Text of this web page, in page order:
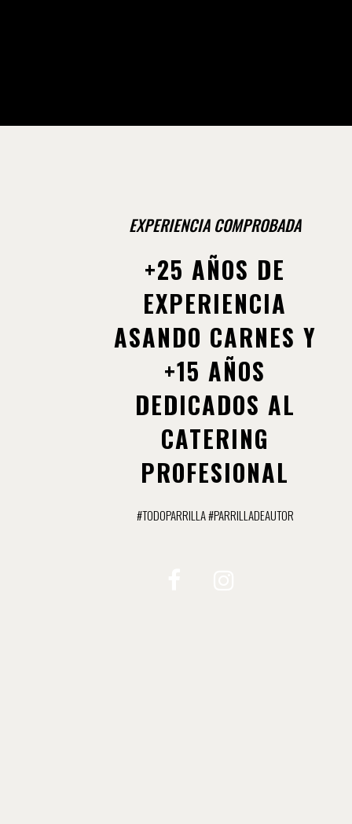
EXPERIENCIA COMPROBADA
+25 AÑOS DE
EXPERIENCIA
ASANDO CARNES Y
+15 AÑOS
DEDICADOS AL
CATERING
PROFESIONAL
#TODOPARRILLA #PARRILLADEAUTOR